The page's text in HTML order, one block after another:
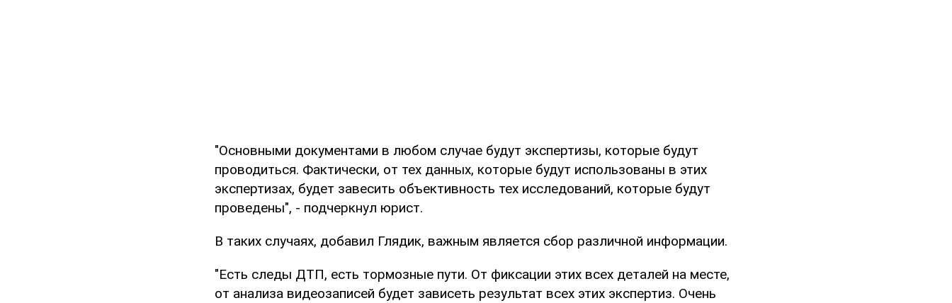
"Основными документами в любом случае будут экспертизы, которые будут
проводиться. Фактически, от тех данных, которые будут использованы в этих
экспертизах, будет завесить объективность тех исследований, которые будут
проведены", - подчеркнул юрист.
В таких случаях, добавил Глядик, важным является сбор различной информации.
"Есть следы ДТП, есть тормозные пути. От фиксации этих всех деталей на месте,
от анализа видеозаписей будет зависеть результат всех этих экспертиз. Очень